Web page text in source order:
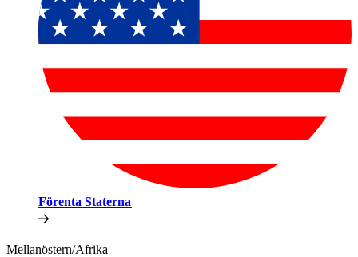
Förenta Staterna​​
Mellanöstern/Afrika​​